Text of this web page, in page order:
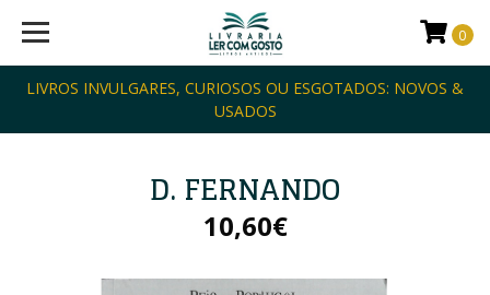
LIVROS INVULGARES, CURIOSOS OU ESGOTADOS: NOVOS &
USADOS
0
D. FERNANDO
10,60€